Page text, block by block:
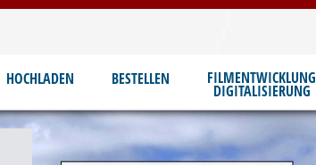
HOCHLADEN BESTELLEN FILMENTWICKLUNG
DIGITALISIERUNG